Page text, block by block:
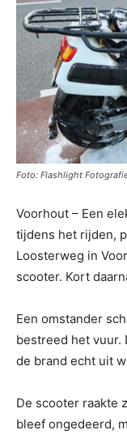
Foto: Flashlight
Voorhout – Een
tijdens het rijden,
Loosterweg in
scooter. Kort
Een omstander
bestreed het vuur.
de brand echt uit
De scooter raakte
bleef ongedeerd,